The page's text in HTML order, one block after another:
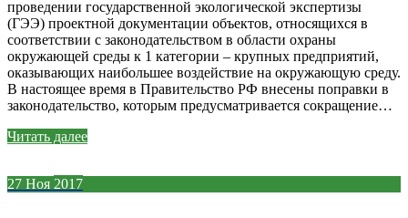
проведении государственной экологической экспертизы
(ГЭЭ) проектной документации объектов, относящихся в
соответствии с законодательством в области охраны
окружающей среды к 1 категории – крупных предприятий,
оказывающих наибольшее воздействие на окружающую среду.
В настоящее время в Правительство РФ внесены поправки в
законодательство, которым предусматривается сокращение…
Читать далее
27 Ноя 2017